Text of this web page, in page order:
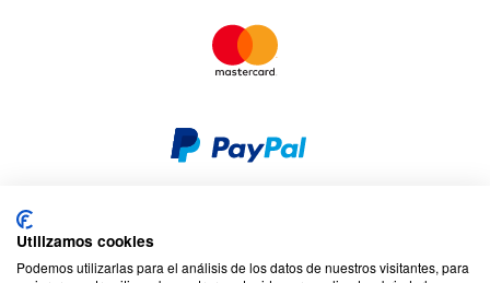
Seguridad y privacidad
Responsabilidad social corporativa
Términos y condiciones
Utilizamos cookies
Podemos utilizarlas para el análisis de los datos de nuestros visitantes, para